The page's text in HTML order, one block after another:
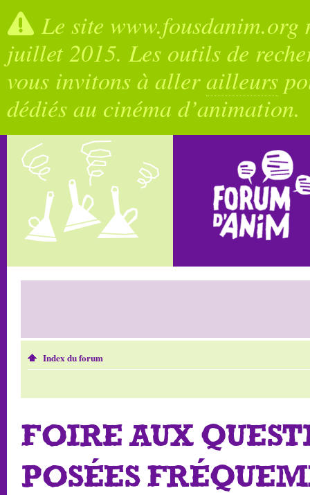
Le site
juillet 2015. Les outils de
vous invitons à allerailleurs
dédiés au cinéma d’animation.
Index du forum
FOIRE AUX
POSÉES